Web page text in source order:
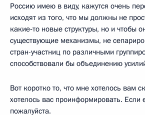
Россию имею в виду, кажутся очень
исходят из того, что мы должны не
какие‑то новые структуры, но и чтобы
существующие механизмы, не
стран-участниц по различными
способствовали бы объединению
Вот коротко то, что мне хотелось вам
хотелось вас проинформировать. Если
пожалуйста.